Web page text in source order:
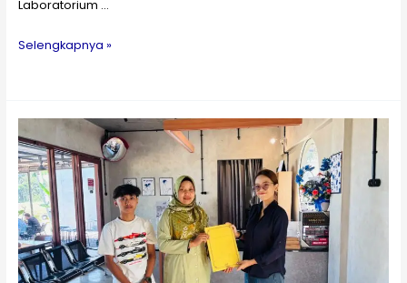
Laboratorium …
Empat
Bantul
Tuntaskan
PKL
di
Laboratorium
PVTE
UAD
Selengkapnya »